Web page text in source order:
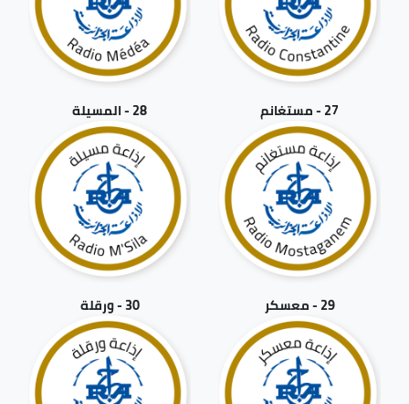
27 - مستغانم 28 - المسيلة
29 - معسكر 30 - ورقلة